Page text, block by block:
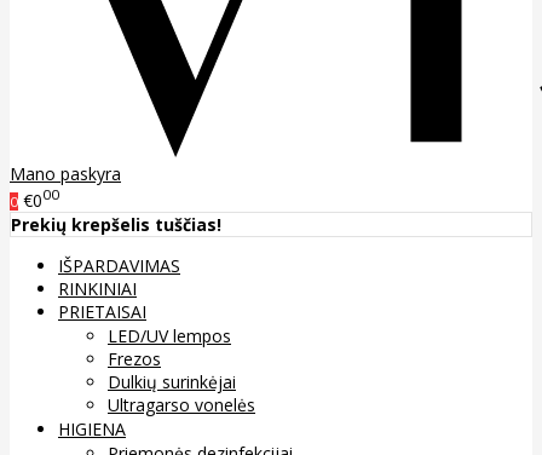
Mano paskyra
0 €000
Prekių krepšelis tuščias!
IŠPARDAVIMAS
RINKINIAI
PRIETAISAI
LED/UV lempos
Frezos
Dulkių surinkėjai
Ultragarso vonelės
HIGIENA